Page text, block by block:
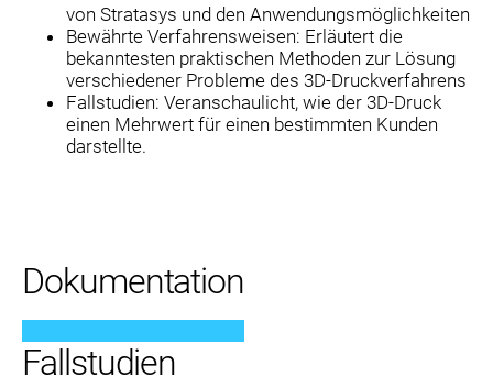
von Stratasys und den Anwendungsmöglichkeiten
Bewährte Verfahrensweisen: Erläutert die
bekanntesten praktischen Methoden zur Lösung
verschiedener Probleme des 3D-Druckverfahrens
Fallstudien: Veranschaulicht, wie der 3D-Druck
einen Mehrwert für einen bestimmten Kunden
darstellte.
Dokumentation
Fallstudien